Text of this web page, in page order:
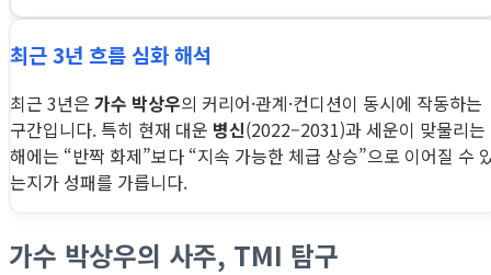
최근 3년 흐름 심화 해석
최근 3년은 가수 박상우의 커리어·관계·컨디션이 동시에 작동하는
구간입니다. 특히 현재 대운 병신(2022–2031)과 세운이 맞물리는
해에는 “반짝 화제”보다 “지속 가능한 체급 상승”으로 이어질 수
는지가 성패를 가릅니다.
가수 박상우의 사주, TMI 탐구